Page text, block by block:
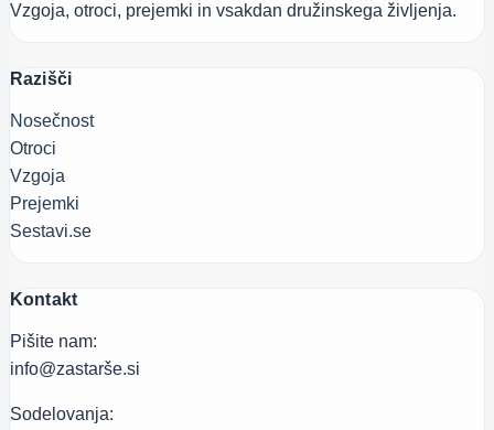
Vzgoja, otroci, prejemki in vsakdan družinskega življenja.
Razišči
Nosečnost
Otroci
Vzgoja
Prejemki
Sestavi.se
Kontakt
Pišite nam:
info@zastarše.si
Sodelovanja: